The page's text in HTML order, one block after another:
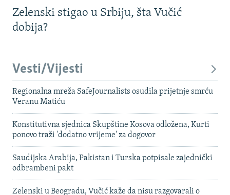
Zelenski stigao u Srbiju, šta Vučić
dobija?
Vesti/Vijesti
Regionalna mreža SafeJournalists osudila prijetnje smrću
Veranu Matiću
Konstitutivna sjednica Skupštine Kosova odložena, Kurti
ponovo traži 'dodatno vrijeme' za dogovor
Saudijska Arabija, Pakistan i Turska potpisale zajednički
odbrambeni pakt
Zelenski u Beogradu, Vučić kaže da nisu razgovarali o